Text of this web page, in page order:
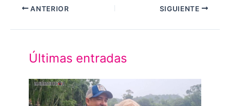
ANTERIOR SIGUIENTE
Últimas entradas